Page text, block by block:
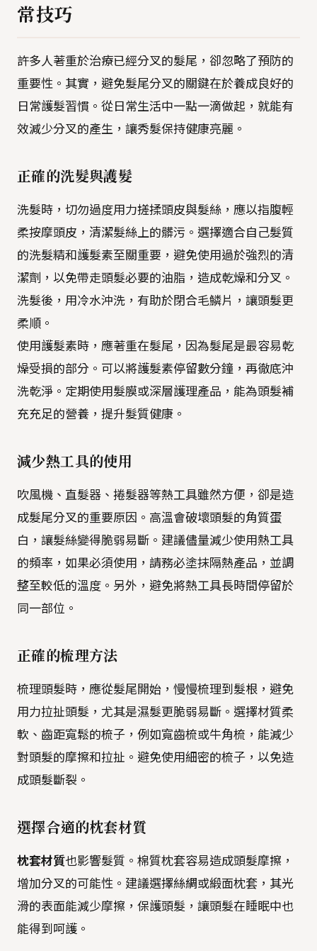
常技巧
許多人著重於治療已經分叉的髮尾，卻忽略了預防的
重要性。其實，避免髮尾分叉的關鍵在於養成良好的
日常護髮習慣。從日常生活中一點一滴做起，就能有
效減少分叉的產生，讓秀髮保持健康亮麗。
正確的洗髮與護髮
洗髮時，切勿過度用力搓揉頭皮與髮絲，應以指腹輕
柔按摩頭皮，清潔髮絲上的髒污。選擇適合自己髮質
的洗髮精和護髮素至關重要，避免使用過於強烈的清
潔劑，以免帶走頭髮必要的油脂，造成乾燥和分叉。
洗髮後，用冷水沖洗，有助於閉合毛鱗片，讓頭髮更
柔順。
使用護髮素時，應著重在髮尾，因為髮尾是最容易乾
燥受損的部分。可以將護髮素停留數分鐘，再徹底沖
洗乾淨。定期使用髮膜或深層護理產品，能為頭髮補
充充足的營養，提升髮質健康。
減少熱工具的使用
吹風機、直髮器、捲髮器等熱工具雖然方便，卻是造
成髮尾分叉的重要原因。高溫會破壞頭髮的角質蛋
白，讓髮絲變得脆弱易斷。建議儘量減少使用熱工具
的頻率，如果必須使用，請務必塗抹隔熱產品，並調
整至較低的溫度。另外，避免將熱工具長時間停留於
同一部位。
正確的梳理方法
梳理頭髮時，應從髮尾開始，慢慢梳理到髮根，避免
用力拉扯頭髮，尤其是濕髮更脆弱易斷。選擇材質柔
軟、齒距寬鬆的梳子，例如寬齒梳或牛角梳，能減少
對頭髮的摩擦和拉扯。避免使用細密的梳子，以免造
成頭髮斷裂。
選擇合適的枕套材質
枕套材質也影響髮質。棉質枕套容易造成頭髮摩擦，
增加分叉的可能性。建議選擇絲綢或緞面枕套，其光
滑的表面能減少摩擦，保護頭髮，讓頭髮在睡眠中也
能得到呵護。